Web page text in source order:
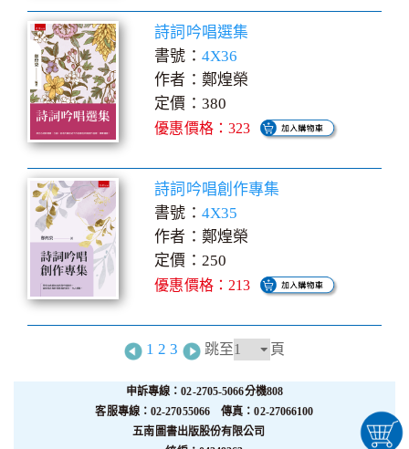
詩詞吟唱選集
書號： 4X36
作者：鄭煌榮
定價：380
優惠價格：323
詩詞吟唱創作專集
書號： 4X35
作者：鄭煌榮
定價：250
優惠價格：213
1 2 3 跳至 頁
申訴專線：02-2705-5066分機808
客服專線：02-27055066 傳真：02-27066100
五南圖書出版股份有限公司